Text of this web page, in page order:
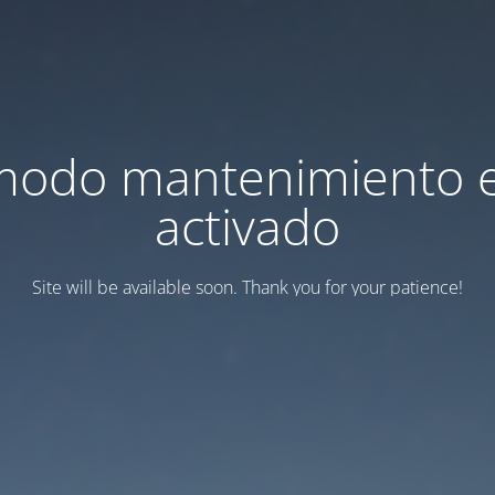
mantenimiento
activado
Site will be available soon. Thank you for your patience!